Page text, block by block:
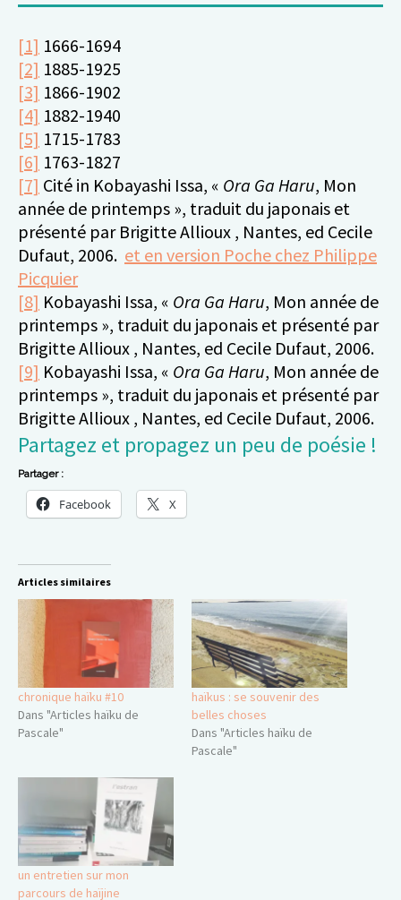
[1] 1666-1694
[2] 1885-1925
[3] 1866-1902
[4] 1882-1940
[5] 1715-1783
[6] 1763-1827
[7] Cité in Kobayashi Issa, « Ora Ga Haru, Mon
année de printemps », traduit du japonais et
présenté par Brigitte Allioux , Nantes, ed Cecile
Dufaut, 2006. et en version Poche chez Philippe
Picquier
[8] Kobayashi Issa, « Ora Ga Haru, Mon année de
printemps », traduit du japonais et présenté par
Brigitte Allioux , Nantes, ed Cecile Dufaut, 2006.
[9] Kobayashi Issa, « Ora Ga Haru, Mon année de
printemps », traduit du japonais et présenté par
Brigitte Allioux , Nantes, ed Cecile Dufaut, 2006.
Partagez et propagez un peu de poésie !
Partager :
Facebook X
Articles similaires
chronique haïku #10
Dans "Articles haïku de
Pascale"
haïkus : se souvenir des
belles choses
Dans "Articles haïku de
Pascale"
un entretien sur mon
parcours de haïjine